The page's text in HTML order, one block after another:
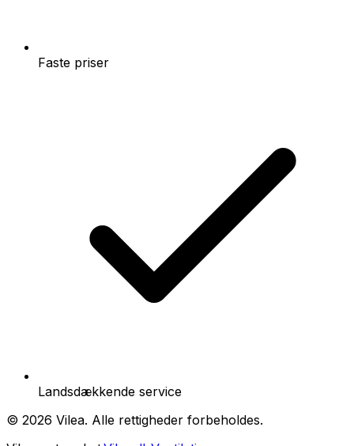
Faste priser
Landsdækkende service
© 2026 Vilea. Alle rettigheder forbeholdes.